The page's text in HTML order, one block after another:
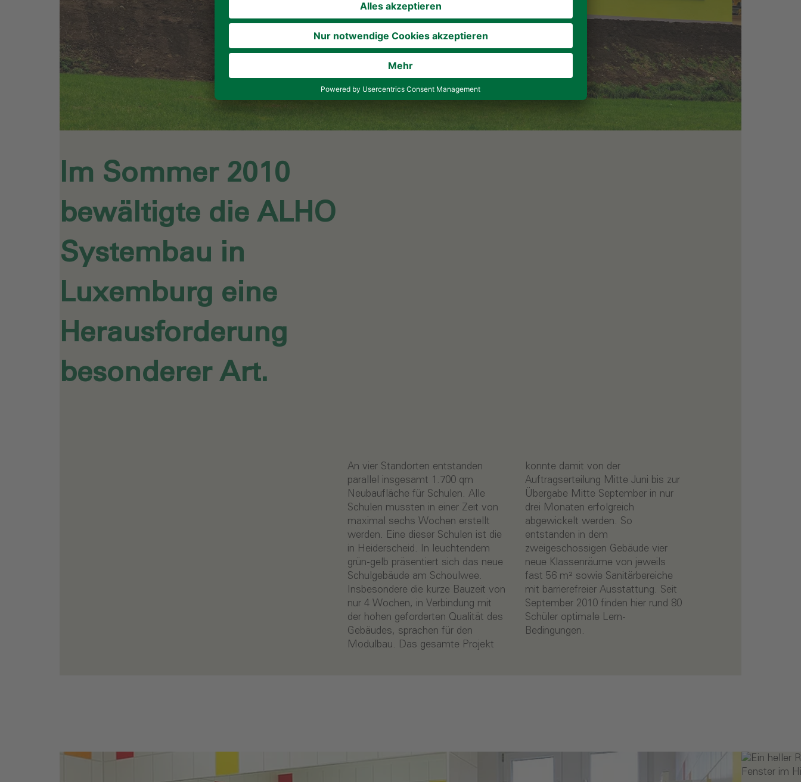
Im Sommer 2010
bewältigte die ALHO
Systembau in
Luxemburg eine
Herausforderung
besonderer Art.
An vier Standorten entstanden
parallel insgesamt 1.700 qm
Neubaufläche für Schulen. Alle
Schulen mussten in einer Zeit von
maximal sechs Wochen erstellt
werden. Eine dieser Schulen ist die
in Heiderscheid. In leuchtendem
grün-gelb präsentiert sich das neue
Schulgebäude am Schoulwee.
Insbesondere die kurze Bauzeit von
nur 4 Wochen, in Verbindung mit
der hohen geforderten Qualität des
Gebäudes, sprachen für den
Modulbau. Das gesamte Projekt
konnte damit von der
Auftragserteilung Mitte Juni bis zur
Übergabe Mitte September in nur
drei Monaten erfolgreich
abgewickelt werden. So
entstanden in dem
zweigeschossigen Gebäude vier
neue Klassenräume von jeweils
fast 56 m² sowie Sanitärbereiche
mit barrierefreier Ausstattung. Seit
September 2010 finden hier rund 80
Schüler optimale Lern-
Bedingungen.